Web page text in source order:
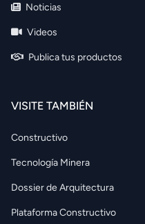
Noticias
Videos
Publica tus productos
VISITE TAMBIÉN
Constructivo
Tecnología Minera
Dossier de Arquitectura
Plataforma Constructivo